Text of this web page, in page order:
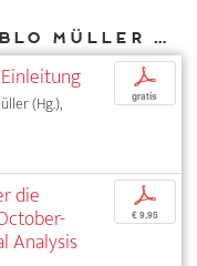
Weitere Texte von Pablo Müller bei DIAPHANES
(Hg.),
p
gratis
die
Analysis
p
€ 9,95